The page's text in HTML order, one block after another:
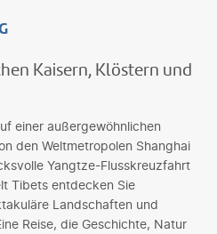
Kaisern, Klöstern und
einer außergewöhnlichen
den Weltmetropolen Shanghai
Yangtze-Flusskreuzfahrt
Tibets entdecken Sie
Landschaften und
Reise, die Geschichte, Natur